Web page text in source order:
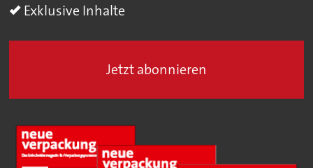
Exklusive Inhalte
Jetzt abonnieren